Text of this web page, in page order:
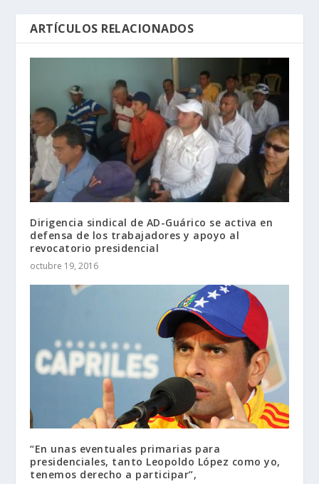
ARTÍCULOS RELACIONADOS
Dirigencia sindical de AD-Guárico se activa en
defensa de los trabajadores y apoyo al
revocatorio presidencial
octubre 19, 2016
“En unas eventuales primarias para
presidenciales, tanto Leopoldo López como yo,
tenemos derecho a participar”,